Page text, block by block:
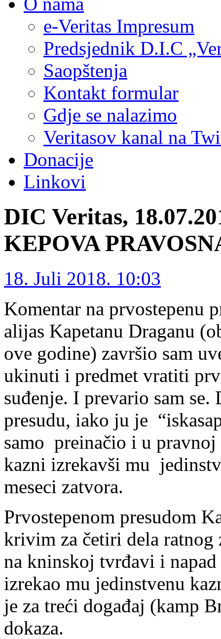
e-Veritas Impresum
Predsjednik D.I.C
Saopštenja
Kontakt formular
Gdje se nalazimo
Veritasov kanal na
Donacije
Linkovi
DIC Veritas,
KEPOVA
18. Juli 2018. 10:03
Komentar na prvostepenu
alijas Kapetanu Draganu
ove godine) završio sam
ukinuti i predmet vratiti
suđenje. I prevario sam se.
presudu, iako ju je
samo preinačio i u
kazni izrekavši mu
meseci zatvora.
Prvostepenom presudom
krivim za četiri dela ratnog
na kninskoj tvrđavi i
izrekao mu jedinstvenu
je za treći događaj (kamp
dokaza.